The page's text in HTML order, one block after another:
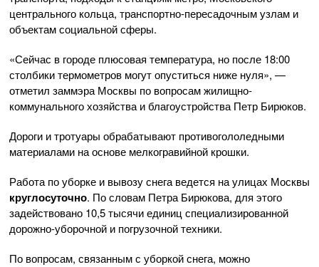
центрального кольца, транспортно-пересадочным узлам и
объектам социальной сферы.
«Сейчас в городе плюсовая температура, но после 18:00
столбики термометров могут опуститься ниже нуля», —
отметил заммэра Москвы по вопросам жилищно-
коммунального хозяйства и благоустройства Петр Бирюков.
Дороги и тротуары обрабатывают противогололедными
материалами на основе мелкогравийной крошки.
Работа по уборке и вывозу снега ведется на улицах Москвы
круглосуточно. По словам Петра Бирюкова, для этого
задействовано 10,5 тысячи единиц специализированной
дорожно-уборочной и погрузочной техники.
По вопросам, связанным с уборкой снега, можно